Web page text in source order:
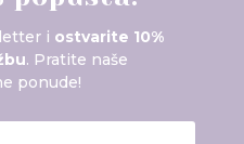
i ostvarite 10%
. Pratite naše
ponude!